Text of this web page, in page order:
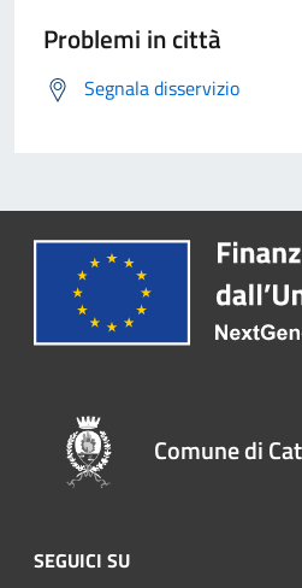
Problemi in città
Segnala disservizio
Comune di
SEGUICI SU